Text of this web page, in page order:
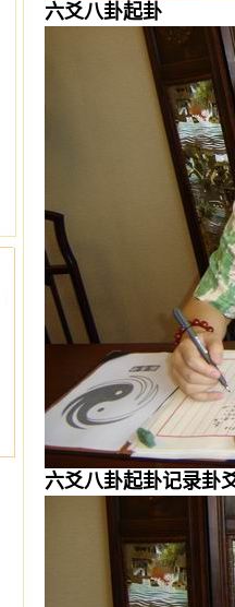
六爻八卦起卦
六爻八卦起卦记录卦